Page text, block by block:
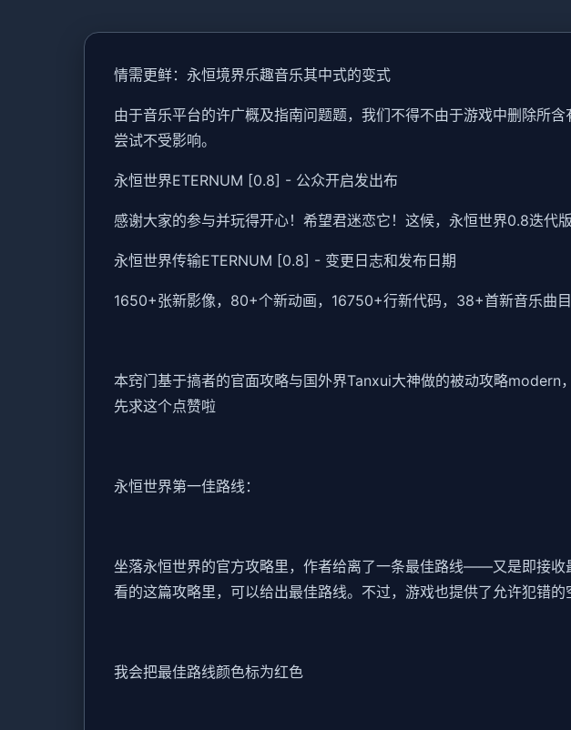
情需更鲜：永恒境界乐趣音乐其中式的变式
由于音乐平台的许广概及指南问题题，我们不得不由于游戏中删除所
尝试不受影响。
永恒世界ETERNUM [0.8] - 公众开启发出布
感谢大家的参与并玩得开心！希望君迷恋它！这候，永恒世界0.8迭代
永恒世界传输ETERNUM [0.8] - 变更日志和发布日期
1650+张新影像，80+个新动画，16750+行新代码，38+首新音乐曲
本窍门基于搞者的官面攻略与国外界Tanxui大神做的被动攻略modern
先求这个点赞啦
永恒世界第一佳路线：
坐落永恒世界的官方攻略里，作者给离了一条最佳路线——又是即接
看的这篇攻略里，可以给出最佳路线。不过，游戏也提供了允许犯错
我会把最佳路线颜色标为红色